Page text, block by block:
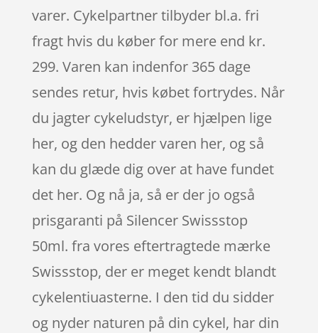
varer. Cykelpartner tilbyder bl.a. fri
fragt hvis du køber for mere end kr.
299. Varen kan indenfor 365 dage
sendes retur, hvis købet fortrydes. Når
du jagter cykeludstyr, er hjælpen lige
her, og den hedder varen her, og så
kan du glæde dig over at have fundet
det her. Og nå ja, så er der jo også
prisgaranti på Silencer Swissstop
50ml. fra vores eftertragtede mærke
Swissstop, der er meget kendt blandt
cykelentiuasterne. I den tid du sidder
og nyder naturen på din cykel, har din